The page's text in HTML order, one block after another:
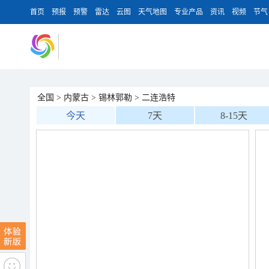
首页 预报 预警 雷达 云图 天气地图 专业产品 资讯 视频 节气
全国 > 内蒙古 > 锡林郭勒 > 二连浩特
今天 7天 8-15天